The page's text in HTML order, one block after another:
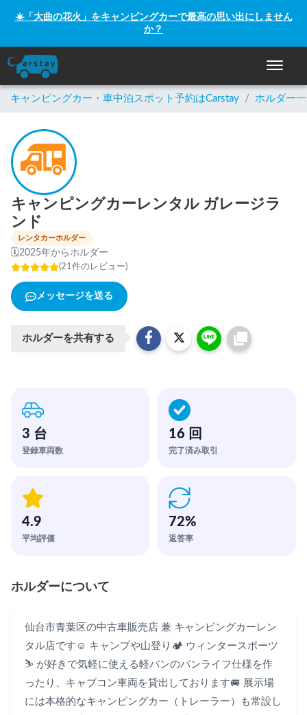
☀️「大曲の花火」をキャンピングカーで最高の思い出にしません
か？
ナビゲ
キャンピングカー・車中泊スポット予約はCarstay / ホルダー
キャンピングカーレンタル ガレージラ
ンド
レンタカーホルダー
🗓2025年からホルダー
(21件のレビュー)
メッセージを送る
ホルダーを共有する
3 台
登録車両数
16 回
完了済み取引
4.9
平均評価
72%
返答率
ホルダーについて
仙台市青葉区の中古車販売店 兼 キャンピングカーレン
タル店です☺️ キャンプや山登り🏕 ウィンタースポーツ
⛷ が好きで気軽に使える軽バンのバンライフ仕様を作
ったり、キャブコン車両を貸出しております🚐 展示場
には本格的なキャンピングカー（トレーラー）も常設し